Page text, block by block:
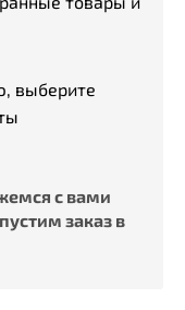
выберите
с вами
заказ в